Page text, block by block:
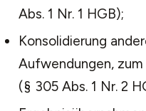
Abs. 1 Nr. 1 HGB);
Konsolidierung
Aufwendungen,
(§ 305 Abs. 1 Nr. 2